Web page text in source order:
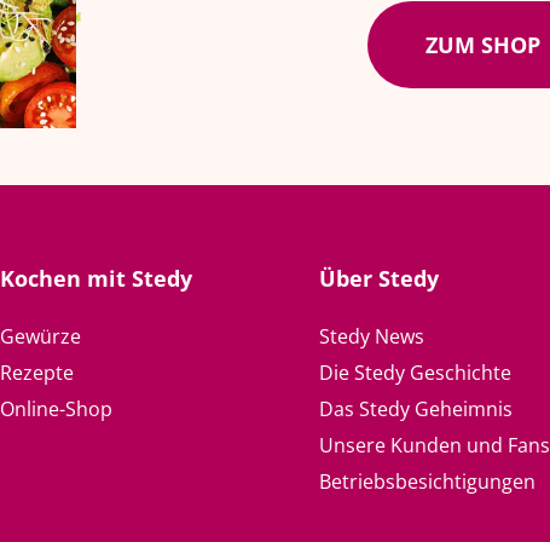
ZUM SHOP
Kochen mit Stedy
Gewürze
Rezepte
Online-Shop
Über Stedy
Stedy News
Die Stedy Geschichte
Das Stedy Geheimnis
Unsere Kunden und Fans
Betriebsbesichtigungen